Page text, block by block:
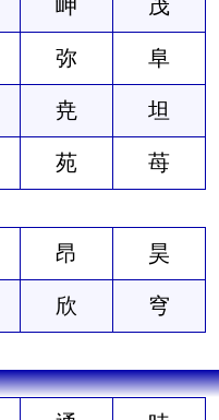
岬 茂
弥 阜
尭 坦
苑 苺
昂 昊
欣 穹